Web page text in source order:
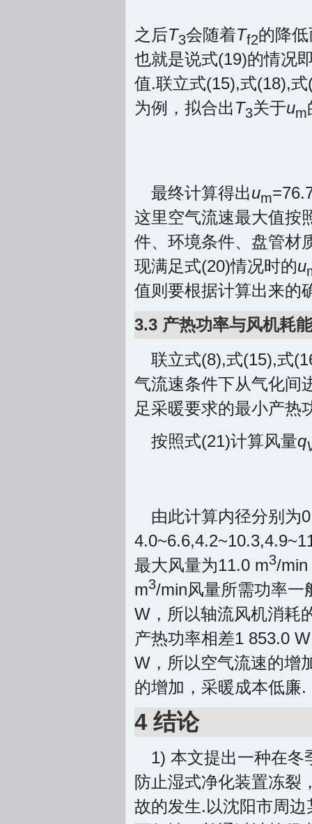
之后T3会随着Tf2的降
也就是说式(19)的情况
值.联立式(15),式(18),
为例，拟合出T3关于um
最终计算得出um
这里空气流速最大值按
件、环境条件、盘管材
现满足式(20)情况时的u
值则要根据计算出来的
3.3 产热功率与风机耗
联立式(8),式(15),式
气流速条件下从气化间
足采暖要求的最小产热
按照式(21)计算风量q
由此计算内径分别为
最大风量为11.0 m3/min
m3/min风量所需功率一
W，所以轴流风机消耗
产热功率相差1 853.0
W，所以空气流速的增
的增加，采暖成本低廉.
4 结论
1) 本文提出一种在冬
防止湿式净化装置冻裂
故的发生.以沈阳市周